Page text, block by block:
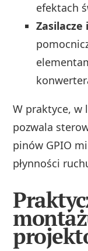
efektach
Zasilacze
W praktyce, w
pozwala
pinów GPIO
płynności